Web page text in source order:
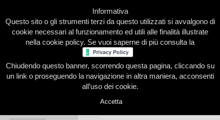
Home Presentazione Redazione Le nostre firme
Spettacoli in provincia
Informativa
Questo sito o gli strumenti terzi da questo utilizzati si avvalgono di
cookie necessari al funzionamento ed utili alle finalità illustrate
nella cookie policy. Se vuoi saperne di più consulta la
Chiudendo questo banner, scorrendo questa pagina, cliccando su
un link o proseguendo la navigazione in altra maniera, acconsenti
all’uso dei cookie.
Accetta